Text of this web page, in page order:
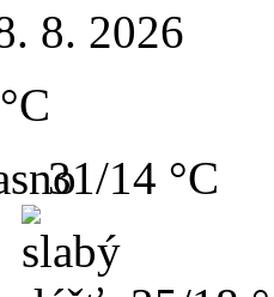
8. 2026
31/14 °C